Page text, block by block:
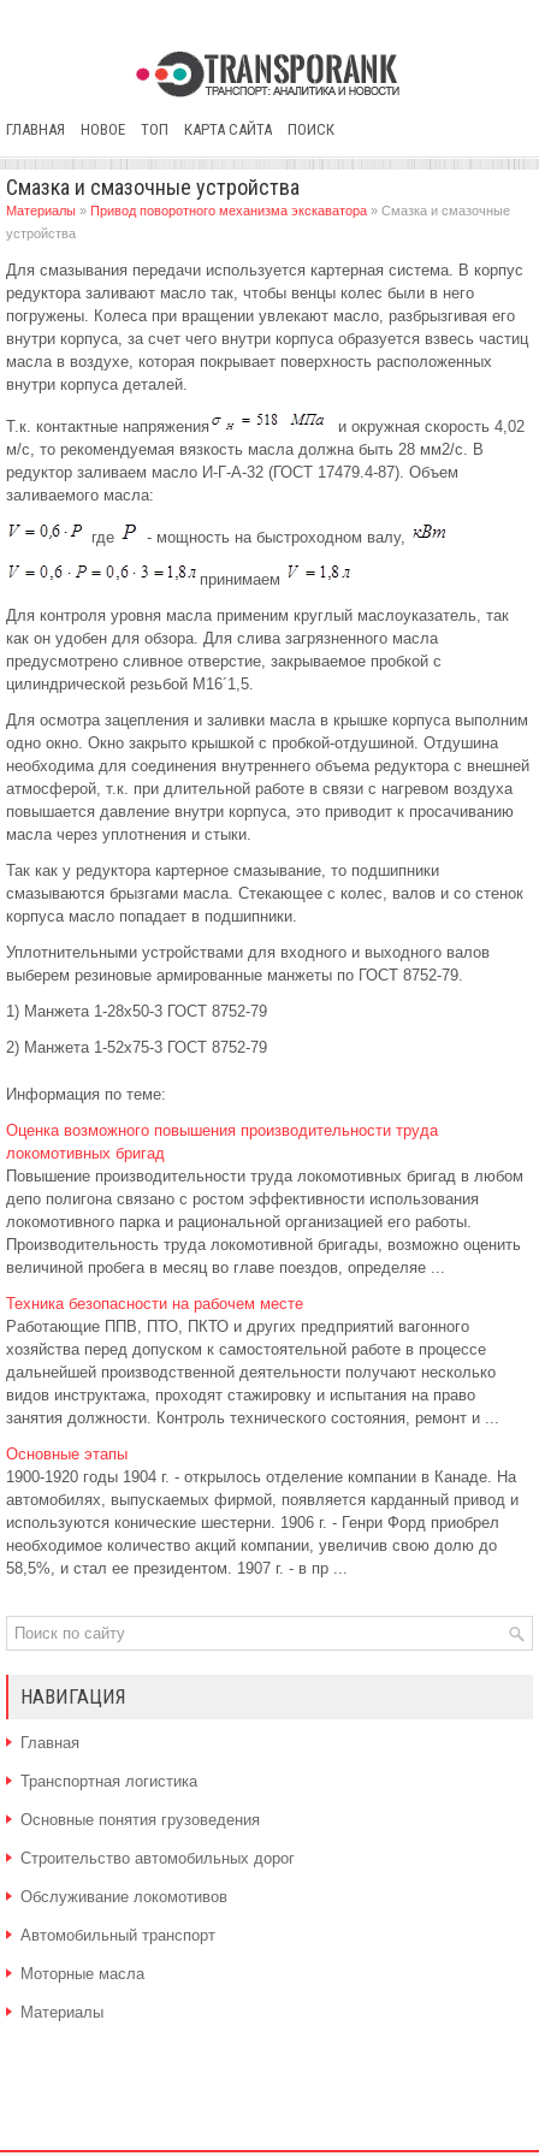
ГЛАВНАЯ НОВОЕ ТОП КАРТА САЙТА ПОИСК
Смазка и смазочные устройства
Материалы » Привод поворотного механизма экскаватора » Смазка и смазочные
устройства
Для смазывания передачи используется картерная система. В корпус
редуктора заливают масло так, чтобы венцы колес были в него
погружены. Колеса при вращении увлекают масло, разбрызгивая его
внутри корпуса, за счет чего внутри корпуса образуется взвесь частиц
масла в воздухе, которая покрывает поверхность расположенных
внутри корпуса деталей.
Т.к. контактные напряжения
и окружная скорость 4,02
м/с, то рекомендуемая вязкость масла должна быть 28 мм2/с. В
редуктор заливаем масло И-Г-А-32 (ГОСТ 17479.4-87). Объем
заливаемого масла:
где - мощность на быстроходном валу,
принимаем
Для контроля уровня масла применим круглый маслоуказатель, так
как он удобен для обзора. Для слива загрязненного масла
предусмотрено сливное отверстие, закрываемое пробкой с
цилиндрической резьбой М16´1,5.
Для осмотра зацепления и заливки масла в крышке корпуса выполним
одно окно. Окно закрыто крышкой с пробкой-отдушиной. Отдушина
необходима для соединения внутреннего объема редуктора с внешней
атмосферой, т.к. при длительной работе в связи с нагревом воздуха
повышается давление внутри корпуса, это приводит к просачиванию
масла через уплотнения и стыки.
Так как у редуктора картерное смазывание, то подшипники
смазываются брызгами масла. Стекающее с колес, валов и со стенок
корпуса масло попадает в подшипники.
Уплотнительными устройствами для входного и выходного валов
выберем резиновые армированные манжеты по ГОСТ 8752-79.
1) Манжета 1-28х50-3 ГОСТ 8752-79
2) Манжета 1-52х75-3 ГОСТ 8752-79
Информация по теме:
Оценка возможного повышения производительности труда
локомотивных бригад
Повышение производительности труда локомотивных бригад в любом
депо полигона связано с ростом эффективности использования
локомотивного парка и рациональной организацией его работы.
Производительность труда локомотивной бригады, возможно оценить
величиной пробега в месяц во главе поездов, определяе ...
Техника безопасности на рабочем месте
Работающие ППВ, ПТО, ПКТО и других предприятий вагонного
хозяйства перед допуском к самостоятельной работе в процессе
дальнейшей производственной деятельности получают несколько
видов инструктажа, проходят стажировку и испытания на право
занятия должности. Контроль технического состояния, ремонт и ...
Основные этапы
1900-1920 годы 1904 г. - открылось отделение компании в Канаде. На
автомобилях, выпускаемых фирмой, появляется карданный привод и
используются конические шестерни. 1906 г. - Генри Форд приобрел
необходимое количество акций компании, увеличив свою долю до
58,5%, и стал ее президентом. 1907 г. - в пр ...
НАВИГАЦИЯ
Главная
Транспортная логистика
Основные понятия грузоведения
Строительство автомобильных дорог
Обслуживание локомотивов
Автомобильный транспорт
Моторные масла
Материалы